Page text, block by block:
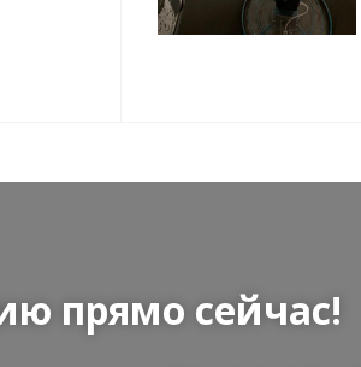
прямо сейчас!